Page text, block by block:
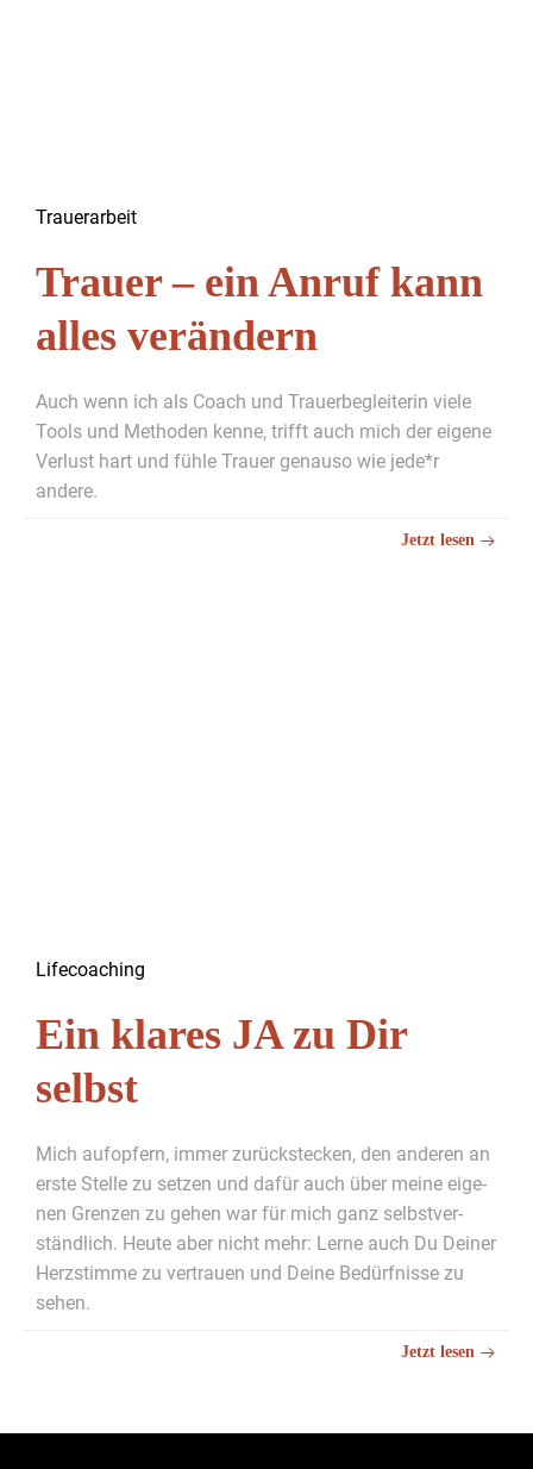
Trauer­ar­beit
Trauer – ein Anruf kann
alles verändern
Auch wenn ich als Coach und Trauer­be­glei­t­erin viele
Tools und Meth­o­d­en kenne, trifft auch mich der eigene
Ver­lust hart und füh­le Trauer genau­so wie jede*r
andere.
Jet­zt lesen
Life­coach­ing
Ein klares JA zu Dir
selbst
Mich aufopfern, immer zurück­steck­en, den anderen an
erste Stelle zu set­zen und dafür auch über meine eige­
nen Gren­zen zu gehen war für mich ganz selb­stver­
ständlich. Heute aber nicht mehr: Lerne auch Du Dein­er
Herzs­timme zu ver­trauen und Deine Bedürfnisse zu
sehen.
Jet­zt lesen